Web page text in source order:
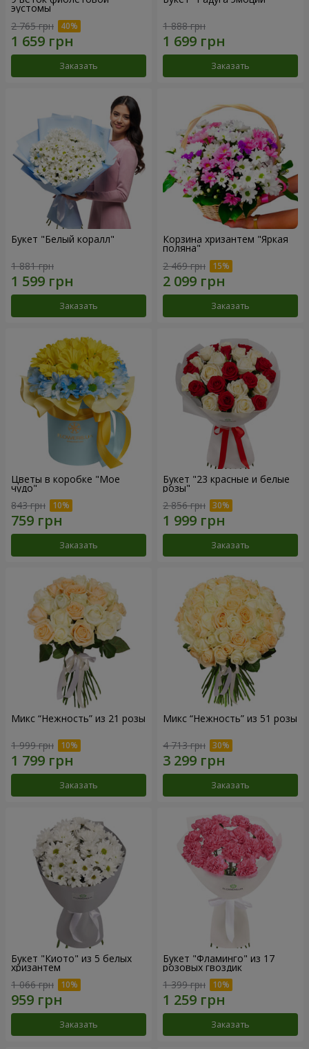
эустомы
2 765 грн
Заказать
1 888 грн
Заказать
Букет "Белый коралл"
1 881 грн
Заказать
Корзина хризантем "Яркая
поляна"
2 469 грн
Заказать
Цветы в коробке "Мое
чудо"
843 грн
Заказать
Букет "23 красные и белые
розы"
2 856 грн
Заказать
Микс “Нежность” из 21 розы
1 999 грн
Заказать
Микс “Нежность” из 51 розы
4 713 грн
Заказать
Букет "Киото" из 5 белых
хризантем
1 066 грн
Заказать
Букет "Фламинго" из 17
розовых гвоздик
1 399 грн
Заказать